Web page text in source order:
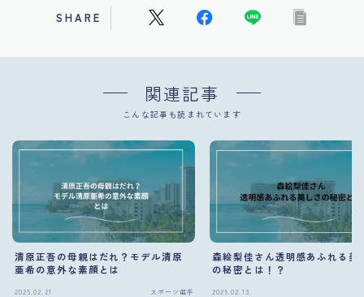
SHARE
関連記事
こんな記事も読まれています
清原正吾の母親はだれ？モデル清原
亜希の意外な素顔とは
2025.02.21 スポーツ選手
森絵梨佳さん透明感あふれる美
の秘密とは！？
2025.02.13